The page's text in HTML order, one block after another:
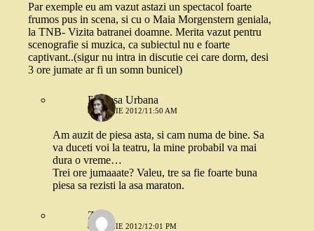
Par exemple eu am vazut astazi un spectacol foarte
frumos pus in scena, si cu o Maia Morgenstern geniala,
la TNB- Vizita batranei doamne. Merita vazut pentru
scenografie si muzica, ca subiectul nu e foarte
captivant..(sigur nu intra in discutie cei care dorm, desi
3 ore jumate ar fi un somn bunicel)
Printesa Urbana
8 APRILIE 2012/11:50 AM
Am auzit de piesa asta, si cam numa de bine. Sa
va duceti voi la teatru, la mine probabil va mai
dura o vreme…
Trei ore jumaaate? Valeu, tre sa fie foarte buna
piesa sa rezisti la asa maraton.
Zu
8 APRILIE 2012/12:01 PM